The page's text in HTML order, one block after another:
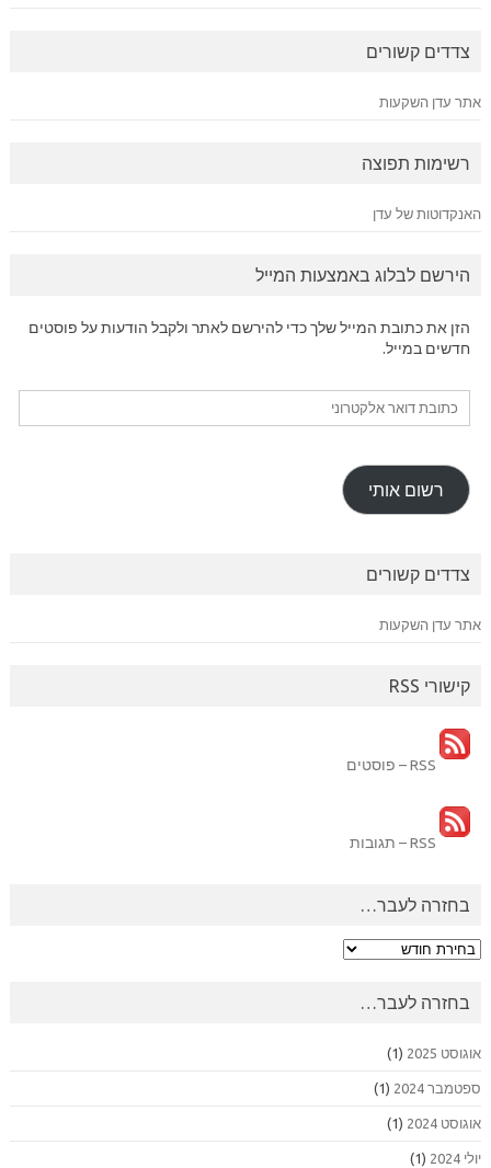
צדדים קשורים
אתר עדן השקעות
רשימות תפוצה
האנקדוטות של עדן
הירשם לבלוג באמצעות המייל
הזן את כתובת המייל שלך כדי להירשם לאתר ולקבל הודעות על פוסטים
חדשים במייל.
רשום אותי
צדדים קשורים
אתר עדן השקעות
קישורי RSS
RSS – פוסטים
RSS – תגובות
בחזרה לעבר…
בחזרה
בחזרה לעבר…
אוגוסט 2025 (1)
ספטמבר 2024 (1)
אוגוסט 2024 (1)
יולי 2024 (1)